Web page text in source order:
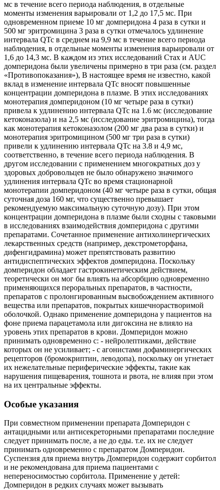
мс в течение всего периода наблюдения, в отдельные
моменты изменения варьировали от 1,2 до 17,5 мс. При
одновременном приеме 10 мг домперидона 4 раза в сутки и
500 мг эритромицина 3 раза в сутки отмечалось удлинение
интервала QTc в среднем на 9,9 мс в течение всего периода
наблюдения, в отдельные моменты изменения варьировали от
1,6 до 14,3 мс. В каждом из этих исследований Стах и AUC
домперидона были увеличены примерно в три раза (см. раздел
«Противопоказания»), В настоящее время не известно, какой
вклад в изменение интервала QTc вносят повышенные
концентрации домперидона в плазме. В этих исследованиях
монотерапия домперидоном (10 мг четыре раза в сутки)
привела к удлинению интервала QTc на 1.6 мс (исследование
кетоконазола) и на 2,5 мс (исследование эритромицина), тогда
как монотерапия кетоконазолом (200 мг два раза в сутки) и
монотерапия эритромицином (500 мг три раза в сутки)
привели к удлинению интервала QTc на 3.8 и 4,9 мс,
соответственно, в течение всего периода наблюдения. В
другом исследовании с применением многократных доз у
здоровых добровольцев не было обнаружено значимого
удлинения интервала QTc во время стационарной
монотерапии домперидоном (40 мг четыре раза в сутки, общая
суточная доза 160 мг, что существенно превышает
рекомендуемую максимальную суточную дозу). При этом
концентрации домперидона в плазме были сходны с таковыми
в исследованиях взаимодействия домперидона с другими
препаратами. Сочетанное применение антихолинергических
лекарственных средств (например, декстрометорфана,
дифенгидрамина) может препятствовать развитию
антидиспептических эффектов домперидона. Поскольку
домперидон обладает гастрокинетическим действием,
теоретически он мог бы влиять на абсорбцию одновременно
применяющихся пероральных препаратов, в частности,
препаратов с пролонгированным высвобождением активного
вещества или препаратов, покрытых кишечнорастворимой
оболочкой. Однако применение домперидона у пациентов на
фоне приема парацетамола или дигоксина не влияло на
уровень этих препаратов в крови. Домперидон можно
принимать одновременно с: - нейролептиками, действие
которых он не усиливает; - с агонистами дофаминергических
рецепторов (бромокриптин, леводопа), поскольку он угнетает
их нежелательные периферические эффекты, такие как
нарушения пищеварения, тошнота и рвота, не влияя при этом
на их центральные эффекты.
Особые указания
При совместном применении препарата Домперидон с
антацидными или антисекреторными препаратами последние
следует принимать после, а не до еды. т.е. их не следует
принимать одновременно с препаратом Домперидон.
Суспензия для приема внутрь Домперидон содержит сорбитол
и не рекомендована для приема пациентами с
непереносимостью сорбитола. Применение у детей:
Домперидон в редких случаях может вызывать